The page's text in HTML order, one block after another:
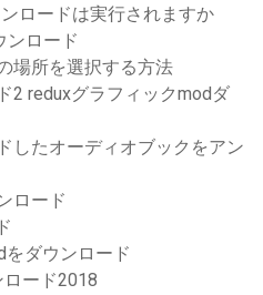
ロードは実行されますか
ンロード
場所を選択する方法
2 reduxグラフィックmodダ
したオーディオブックをアン
ロード
をダウンロード
ロード2018